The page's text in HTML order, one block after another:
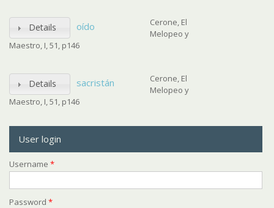
Details oído
Cerone, El
Melopeo y
Maestro, I, 51, p146
Details sacristán
Cerone, El
Melopeo y
Maestro, I, 51, p146
User login
Username *
Password *